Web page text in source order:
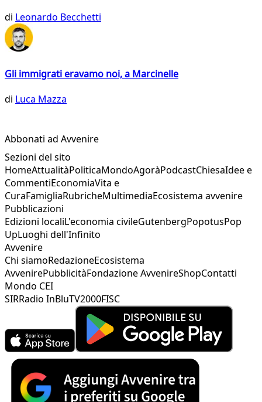
di Leonardo Becchetti
Gli immigrati eravamo noi, a Marcinelle
di Luca Mazza
Abbonati ad Avvenire
Sezioni del sito
HomeAttualitàPoliticaMondoAgoràPodcastChiesaIdee e
CommentiEconomiaVita e
CuraFamigliaRubricheMultimediaEcosistema avvenire
Pubblicazioni
Edizioni localiL'economia civileGutenbergPopotusPop
UpLuoghi dell'Infinito
Avvenire
Chi siamoRedazioneEcosistema
AvvenirePubblicitàFondazione AvvenireShopContatti
Mondo CEI
SIRRadio InBluTV2000FISC